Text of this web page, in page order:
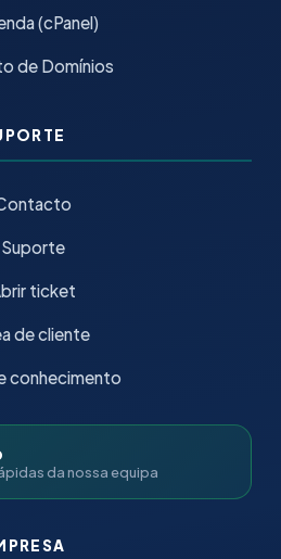
(cPanel)
de Domínios
Suporte
ticket
de cliente
conhecimento
da nossa equipa